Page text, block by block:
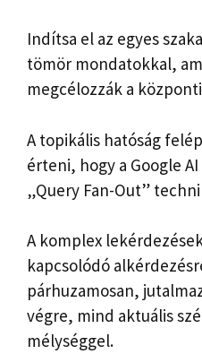
Indítsa el az egyes
tömör mondatokkal,
megcélozzák a
A topikális hatóság
érteni, hogy a Google
„Query Fan-Out”
A komplex
kapcsolódó
párhuzamosan,
végre, mind aktuális
mélységgel.